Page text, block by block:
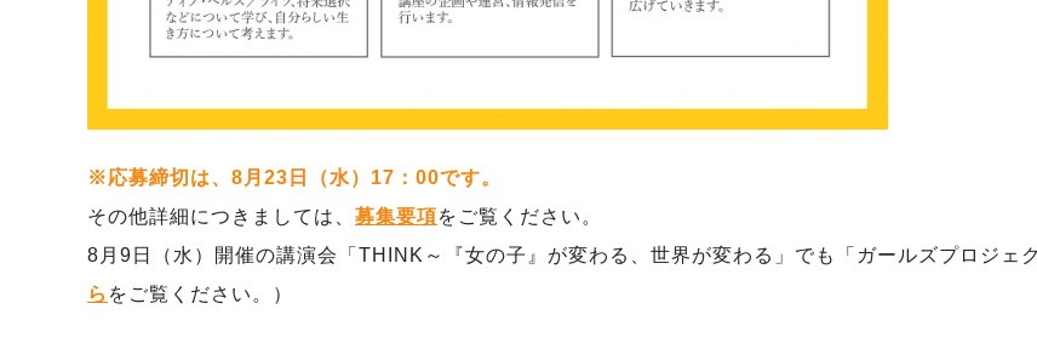
※応募締切は、8月23日（水）17：00です。
その他詳細につきましては、 募集要項をご覧ください。
8月9日（水）開催の講演会「THINK～『女の子』が変わる、世界が変わる」でも「ガールズプロジェ
ら をご覧ください。）